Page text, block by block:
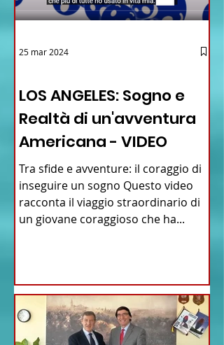
LOS ANGELES: Sogno e
Realtà di un'avventura
Americana - VIDEO
Tra sfide e avventure: il coraggio di
inseguire un sogno Questo video
racconta il viaggio straordinario di
un giovane coraggioso che ha...
25 mar 2024